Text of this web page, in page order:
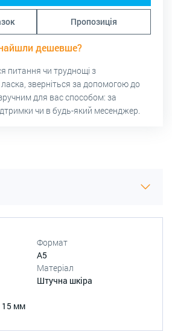
Пропозиція
дешевше?
питання чи труднощі з
зверніться за допомогою до
для вас способом: за
чи в будь-який месенджер.
Формат
А5
Матеріал
Штучна шкіра
15 мм